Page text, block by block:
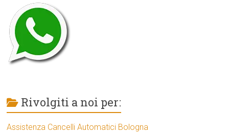
Rivolgiti a noi per:
Assistenza Cancelli Automatici Bologna